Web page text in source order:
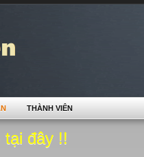
tại đây !!
THÀNH VIÊN